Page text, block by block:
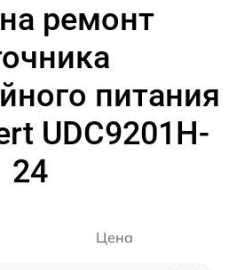
ремонт
питания
UDC9201H-
24
Цена